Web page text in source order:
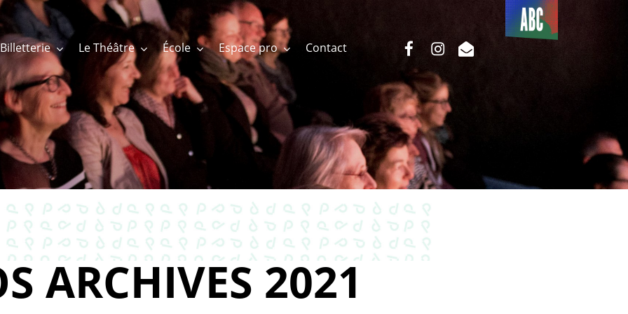
Billetterie Le Théâtre École Espace pro Contact
Du côté
de l’ABC
facebookinstagram
email
ARCHIVES 2021